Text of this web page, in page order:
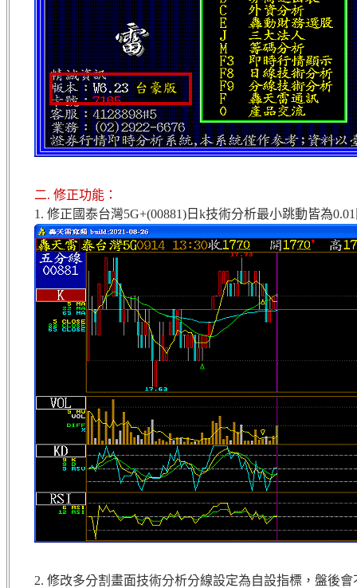
二. 修正功能：
1. 修正國泰台灣5G+(00881)日k技術分析最小跳動皆為
2. 修改多分割畫面技術分析分線設定為自設指標，盤後